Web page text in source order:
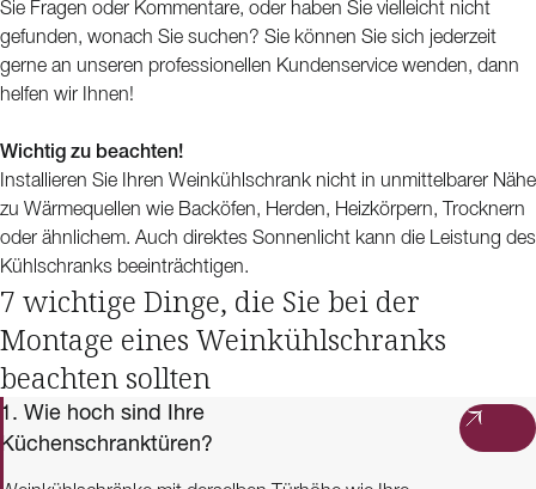
Sie Fragen oder Kommentare, oder haben Sie vielleicht nicht
gefunden, wonach Sie suchen? Sie können Sie sich jederzeit
gerne an unseren professionellen Kundenservice wenden, dann
helfen wir Ihnen!
Wichtig zu beachten!
Installieren Sie Ihren Weinkühlschrank nicht in unmittelbarer Nähe
zu Wärmequellen wie Backöfen, Herden, Heizkörpern, Trocknern
oder ähnlichem. Auch direktes Sonnenlicht kann die Leistung des
Kühlschranks beeinträchtigen.
7 wichtige Dinge, die Sie bei der
Montage eines Weinkühlschranks
beachten sollten
1. Wie hoch sind Ihre
Küchenschranktüren?